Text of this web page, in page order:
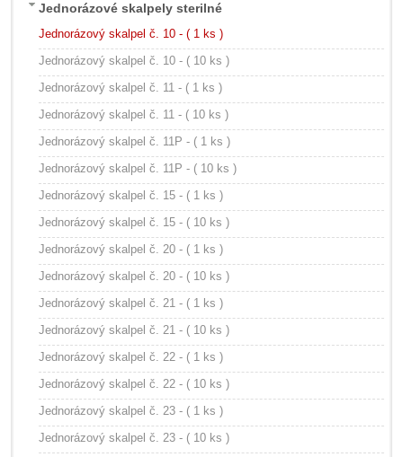
Jednorázové skalpely sterilné
Jednorázový skalpel č. 10 - ( 1 ks )
Jednorázový skalpel č. 10 - ( 10 ks )
Jednorázový skalpel č. 11 - ( 1 ks )
Jednorázový skalpel č. 11 - ( 10 ks )
Jednorázový skalpel č. 11P - ( 1 ks )
Jednorázový skalpel č. 11P - ( 10 ks )
Jednorázový skalpel č. 15 - ( 1 ks )
Jednorázový skalpel č. 15 - ( 10 ks )
Jednorázový skalpel č. 20 - ( 1 ks )
Jednorázový skalpel č. 20 - ( 10 ks )
Jednorázový skalpel č. 21 - ( 1 ks )
Jednorázový skalpel č. 21 - ( 10 ks )
Jednorázový skalpel č. 22 - ( 1 ks )
Jednorázový skalpel č. 22 - ( 10 ks )
Jednorázový skalpel č. 23 - ( 1 ks )
Jednorázový skalpel č. 23 - ( 10 ks )